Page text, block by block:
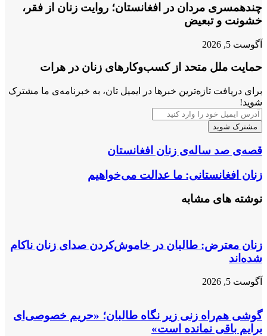
چندهمسری مردان در افغانستان؛ روایت زنان از فقر،
خشونت و تبعیض
آگوست 5, 2026
حمایت ملل متحد از کسب‌وکارهای زنان در هرات
برای دریافت تازه‌ترین خبرها در ایمیل تان، به خبرنامه‌ی ما مشترک
شوید!
آدرس
ایمیل
خود
را
وارد
کنید
قصه‌ی
ساله‌ی
زنان
افغانستان
قصه‌ی صد ساله‌ی زنان افغانستان
زنان
افغانستانی:
ما
عدالت
زنان افغانستانی: ما عدالت می‌خواهیم
نوشته های مشابه
زنان معترض: طالبان در خاموش‌کردن صدای زنان ناکام
شده‌اند
آگوست 5, 2026
گوشی هم‌راه زنی زیر نگاه طالبان؛ «حریم خصوصی‌ای
برایم باقی نمانده است»